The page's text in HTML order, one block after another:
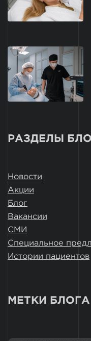
РАЗДЕЛЫ
Новости
Акции
Блог
Вакансии
СМИ
Специальное
Истории пациентов
МЕТКИ БЛОГА